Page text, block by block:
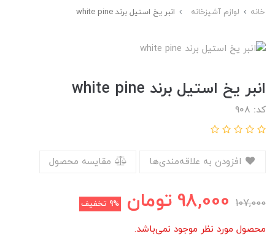
خانه لوازم آشپزخانه انبر یخ استیل برند white pine
انبر یخ استیل برند white pine
کد: ۹۰۸
مقایسه محصول
107,000
98,000 تومان 9% تخفیف
محصول مورد نظر موجود نمی‌باشد.